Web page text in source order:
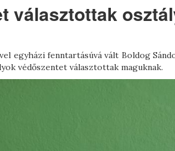
választottak
egyházi fenntartásúvá vált Boldog
védőszentet választottak maguknak.